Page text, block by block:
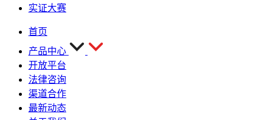
实证大赛
首页
产品中心
开放平台
法律咨询
渠道合作
最新动态